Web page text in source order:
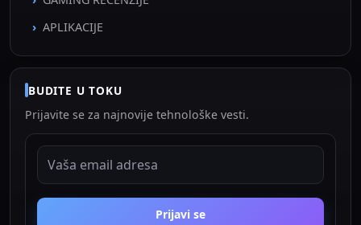
APLIKACIJE
BUDITE U TOKU
Prijavite se za najnovije tehnološke vesti.
EMAIL ADRESA
Prijavi se